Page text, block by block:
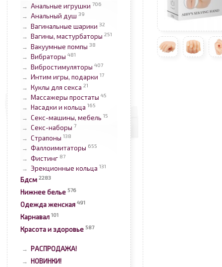
→ Анальные игрушки 706
→ Анальный душ 39
→ Вагинальные шарики 32
→ Вагины, мастурбаторы 251
→ Вакуумные помпы 38
→ Вибраторы 481
→ Вибростимуляторы 407
→ Интим игры, подарки 17
→ Куклы для секса 21
→ Массажеры простаты 45
→ Насадки и кольца 165
→ Секс-машины, мебель 15
→ Секс-наборы 7
→ Страпоны 138
→ Фаллоимитаторы 655
→ Фистинг 87
→ Эрекционные кольца 131
Бдсм 2283
Нижнее белье 576
Одежда женская 491
Карнавал 101
Красота и здоровье 587
→ РАСПРОДАЖА!
→ НОВИНКИ!